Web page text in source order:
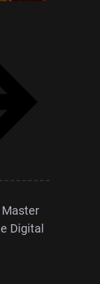
Master
Digital